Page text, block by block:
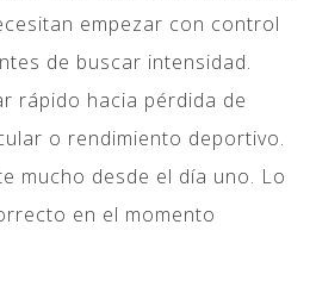
empezar con control
de buscar intensidad.
rápido hacia pérdida de
o rendimiento deportivo.
mucho desde el día uno. Lo
en el momento